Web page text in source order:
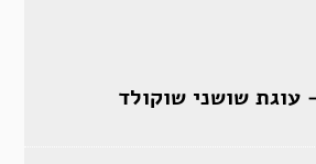
שושני שוקולד